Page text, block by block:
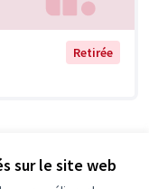
sur le site web
Retirée